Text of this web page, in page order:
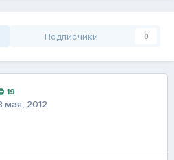
Подписчики 0
19
мая, 2012